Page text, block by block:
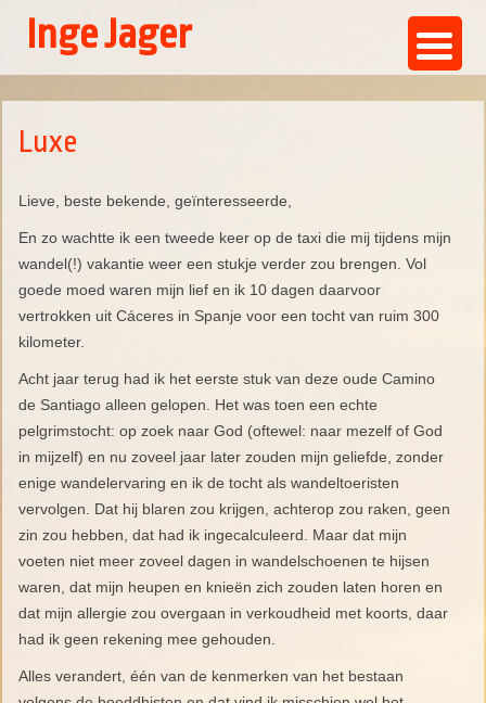
Inge Jager
Ga
naar
Luxe
Lieve, beste bekende, geïnteresseerde,
En zo wachtte ik een tweede keer op de taxi die mij tijdens mijn
wandel(!) vakantie weer een stukje verder zou brengen. Vol
goede moed waren mijn lief en ik 10 dagen daarvoor
vertrokken uit Cáceres in Spanje voor een tocht van ruim 300
kilometer.
Acht jaar terug had ik het eerste stuk van deze oude Camino
de Santiago alleen gelopen. Het was toen een echte
pelgrimstocht: op zoek naar God (oftewel: naar mezelf of God
in mijzelf) en nu zoveel jaar later zouden mijn geliefde, zonder
enige wandelervaring en ik de tocht als wandeltoeristen
vervolgen. Dat hij blaren zou krijgen, achterop zou raken, geen
zin zou hebben, dat had ik ingecalculeerd. Maar dat mijn
voeten niet meer zoveel dagen in wandelschoenen te hijsen
waren, dat mijn heupen en knieën zich zouden laten horen en
dat mijn allergie zou overgaan in verkoudheid met koorts, daar
had ik geen rekening mee gehouden.
Alles verandert, één van de kenmerken van het bestaan